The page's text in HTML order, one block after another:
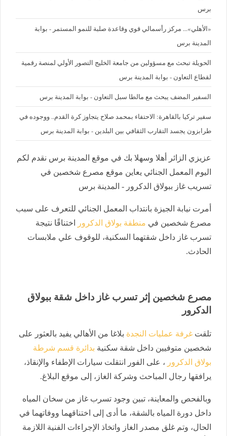
برس
«الأهلي»... مركز رأسمالي قوي وقاعدة صلبة للنمو المستمر - بوابة
المدينة برس
الحويلة تبحث مع مسؤولين من جامعة الخليج التصور الأولي لمنصة رقمية
لقطاع التعاون - بوابة المدينة برس
السفير المضف يبحث مع مالطا سبل التعاون - بوابة المدينة برس
سفير تركيا بالقاهرة: الاحتفاء بمحمد صلاح يتجاوز كرة القدم.. ووجوده في
طرابزون يجسد التقارب الثقافي بين البلدين - بوابة المدينة برس
عزيزي الزائر أهلا وسهلا بك في موقع المدينة برس نقدم لكم
اليوم المعمل الجنائي يعاين موقع مصرع شخصين في
تسريب غاز ببولاق الدكرور - المدينة برس
أمرت نيابة الجيزة بانتداب المعمل الجنائي للتعرف على سبب
مصرع شخصين في منطقة بولاق الدكرور
اختناقًا نتيجة
تسرب غاز داخل شقتهما السكنية، للوقوف علي ملابسات
الحادث.
مصرع شخصين إثر تسرب غاز داخل شقة ببولاق
الدكرور
تلقت غرفة عمليات النجدة بلاغا من الأهالي يفيد بالعثور على
شخصين متوفيين داخل شقة سكنية بدائرة قسم شرطة
بولاق الدكرور ، على الفور انتقلت سيارات الإطفاء والإنقاذ،
يرافقها رجال المباحث وشركة الغاز، إلى موقع البلاغ.
وبالفحص والمعاينة، تبين وجود تسرب غاز من سخان المياه
داخل دورة المياه بالشقة، ما أدى إلى اختناقهما ووفاتهما في
الحال، وتم غلق مصدر الغاز واتخاذ الإجراءات الفنية اللازمة